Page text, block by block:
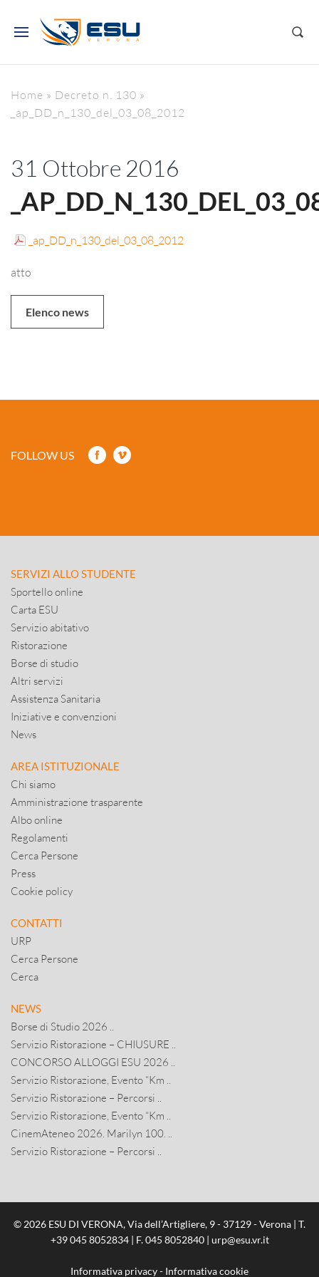
Home » Decreto n. 130 »
_ap_DD_n_130_del_03_08_2012
31 Ottobre 2016
_ap_DD_n_130_del_03_08_2012
atto
Elenco news
FOLLOW US
SERVIZI ALLO STUDENTE
Sportello online
Carta ESU
Servizio abitativo
Ristorazione
Borse di studio
Altri servizi
Assistenza Sanitaria
Iniziative e convenzioni
News
AREA ISTITUZIONALE
Chi siamo
Amministrazione trasparente
Albo online
Regolamenti
Cerca Persone
Press
Cookie policy
CONTATTI
URP
Cerca Persone
Cerca
NEWS
Borse di Studio 2026 ..
Servizio Ristorazione – CHIUSURE ..
CONCORSO ALLOGGI ESU 2026 ..
Servizio Ristorazione, Evento “Km ..
Servizio Ristorazione – Percorsi ..
Servizio Ristorazione, Evento “Km ..
CinemAteneo 2026. Marilyn 100. ..
Servizio Ristorazione – Percorsi ..
© 2026 ESU DI VERONA, Via dell’Artigliere, 9 - 37129 - Verona | T.
+39 045 8052834| F. 045 8052840 | urp@esu.vr.it
Informativa privacy- Informativa cookie